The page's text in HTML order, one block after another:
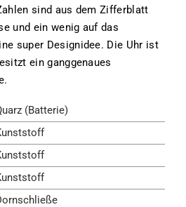
sind aus dem Zifferblatt
und ein wenig auf das
super Designidee. Die Uhr ist
ein ganggenaues
(Batterie)